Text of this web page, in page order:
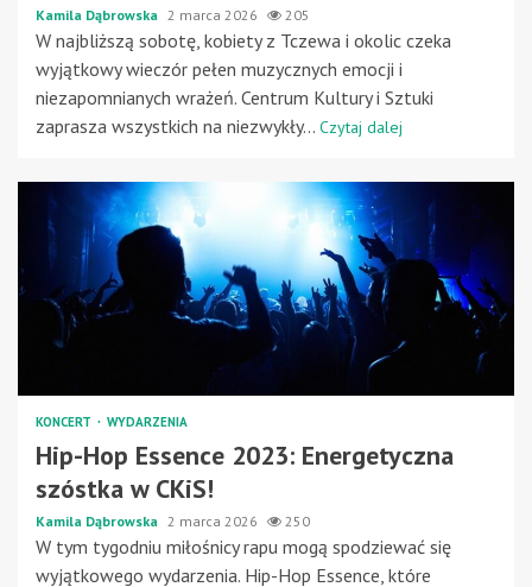
Kamila Dąbrowska 2 marca 2026 205
W najbliższą sobotę, kobiety z Tczewa i okolic czeka
wyjątkowy wieczór pełen muzycznych emocji i
niezapomnianych wrażeń. Centrum Kultury i Sztuki
zaprasza wszystkich na niezwykły... Czytaj dalej
KONCERT WYDARZENIA
Hip-Hop Essence 2023: Energetyczna
szóstka w CKiS!
Kamila Dąbrowska 2 marca 2026 250
W tym tygodniu miłośnicy rapu mogą spodziewać się
wyjątkowego wydarzenia. Hip-Hop Essence, które